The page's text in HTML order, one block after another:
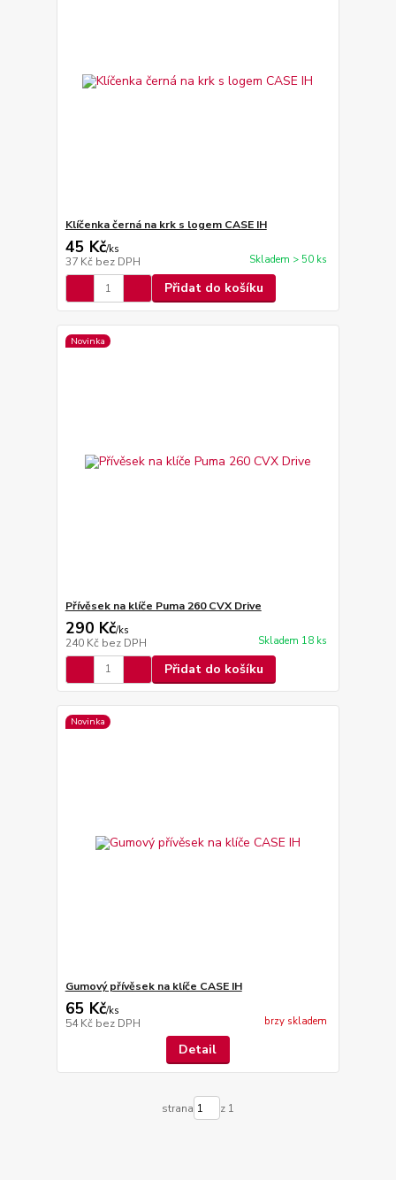
Klíčenka černá na krk s logem CASE IH
45 Kč/ks
37 Kč bez DPH Skladem > 50 ks
Přidat do košíku
Novinka
Přívěsek na klíče Puma 260 CVX Drive
290 Kč/ks
240 Kč bez DPH Skladem 18 ks
Přidat do košíku
Novinka
Gumový přívěsek na klíče CASE IH
65 Kč/ks
54 Kč bez DPH brzy skladem
Detail
strana z 1